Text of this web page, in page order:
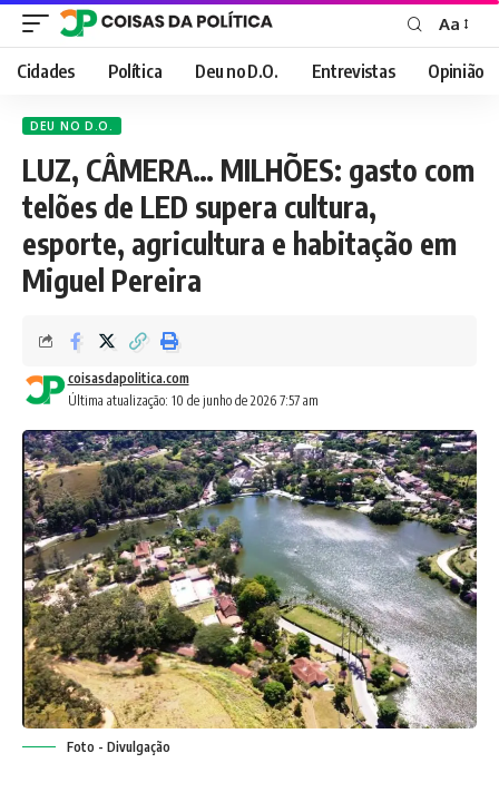
Font
Resizer
Aa
Cidades Política Deu no D.O. Entrevistas Opinião
DEU NO D.O.
LUZ, CÂMERA… MILHÕES: gasto com
telões de LED supera cultura,
esporte, agricultura e habitação em
Miguel Pereira
Última atualização: 10 de junho de 2026 7:57 am
coisasdapolitica.com
Foto - Divulgação